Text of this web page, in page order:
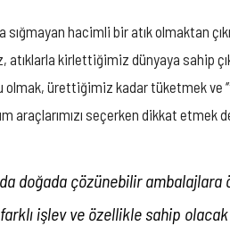
hacimli bir atık olmaktan
kirlettiğimiz dünyaya sahip
ürettiğimiz kadar tüketmek ve
araçlarımızı seçerken dikkat etmek
doğada çözünebilir ambalajlara
işlev ve özellikle sahip